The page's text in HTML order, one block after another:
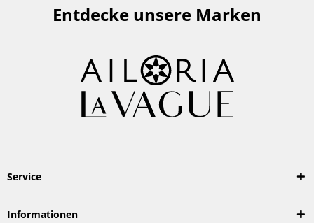
Entdecke unsere Marken
Service
Informationen